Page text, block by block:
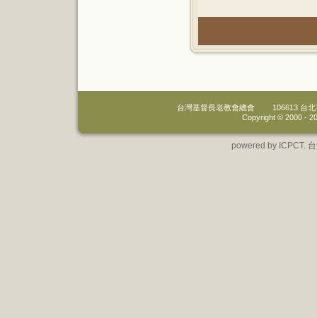
台灣基督長老教會總會
106613 台
Copyright © 2000 -
powered by ICPCT.